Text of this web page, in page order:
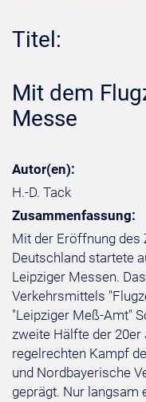
Titel:
Mit dem
Messe
Autor(en):
H.-D. Tack
Zusammenfassung:
Mit der Eröffnung des
Deutschland startete
Leipziger Messen.
Verkehrsmittels
"Leipziger Meß-Amt"
zweite Hälfte der 20er
regelrechten Kampf
und Nordbayerische
geprägt. Nur langsam